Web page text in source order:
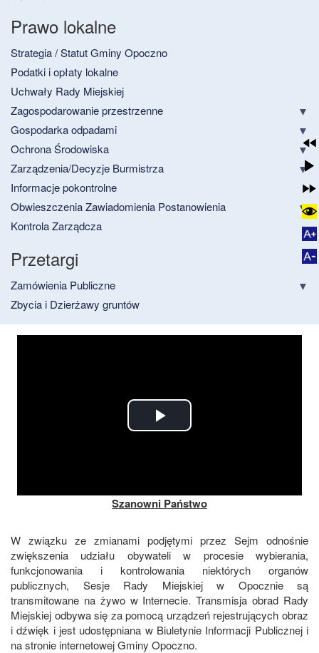
Prawo lokalne
Strategia / Statut Gminy Opoczno
Podatki i opłaty lokalne
Uchwały Rady Miejskiej
Zagospodarowanie przestrzenne
Gospodarka odpadami
Ochrona Środowiska
Zarządzenia/Decyzje Burmistrza
Informacje pokontrolne
Obwieszczenia Zawiadomienia Postanowienia
Kontrola Zarządcza
Przetargi
Zamówienia Publiczne
Zbycia i Dzierżawy gruntów
Play
Szanowni Państwo
W związku ze zmianami podjętymi przez Sejm odnośnie
zwiększenia udziału obywateli w procesie wybierania,
funkcjonowania i kontrolowania niektórych organów
publicznych, Sesje Rady Miejskiej w Opocznie są
transmitowane na żywo w Internecie. Transmisja obrad Rady
Miejskiej odbywa się za pomocą urządzeń rejestrujących obraz
i dźwięk i jest udostępniana w Biuletynie Informacji Publicznej i
na stronie internetowej Gminy Opoczno.